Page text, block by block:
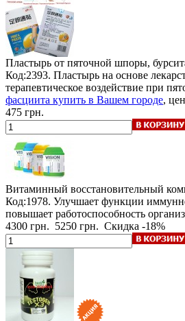
Пластырь от пяточной шпоры,
Код:2393. Пластырь на основе
терапевтическое воздействие при
фасциита купить в Вашем городе,
475 грн.
Витаминный восстановительный
Код:1978. Улучшает функции
повышает работоспособность
4300 грн. 5250 грн. Скидка -18%